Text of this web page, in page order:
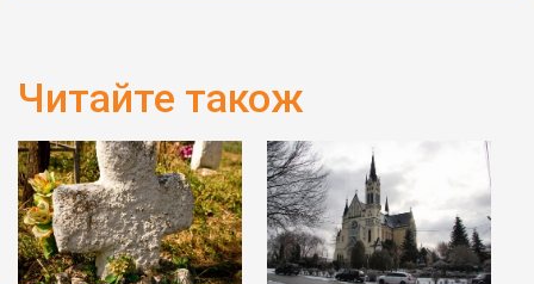
Читайте також